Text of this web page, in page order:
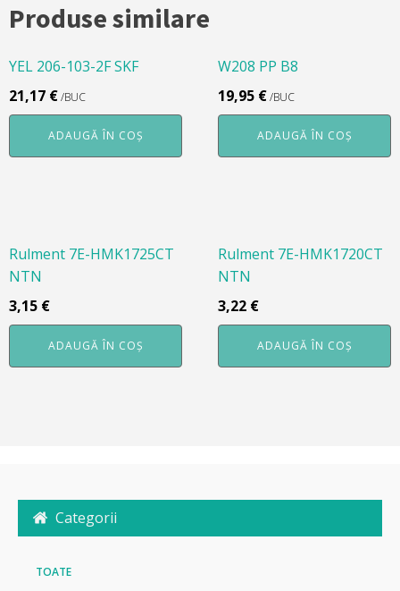
Categorii
TOATE
Produse similare
YEL 206-103-2F SKF
21,17 €/BUC
ADAUGĂ ÎN COȘ
W208 PP B8
19,95 €/BUC
ADAUGĂ ÎN COȘ
Rulment 7E-HMK1725CT
NTN
3,15 €
ADAUGĂ ÎN COȘ
Rulment 7E-HMK1720CT
NTN
3,22 €
ADAUGĂ ÎN COȘ